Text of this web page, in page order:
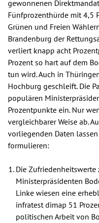
gewonnenen
Fünfprozenthürde mit 4,5
Grünen und Freien
Brandenburg der
verliert knapp acht
Prozent so hart auf dem
tun wird. Auch in
Hochburg geschleift. Die
populären
Prozentpunkte ein. Nur
vergleichbarer Weise ab.
vorliegenden Daten
formulieren:
Die Zufriedenheitswerte
Ministerpräsidenten
Linke wiesen eine
infratest dimap 51
politischen Arbeit von